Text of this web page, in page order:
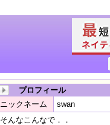
プロフィール
ニックネーム
swan
そんなこんなで．．